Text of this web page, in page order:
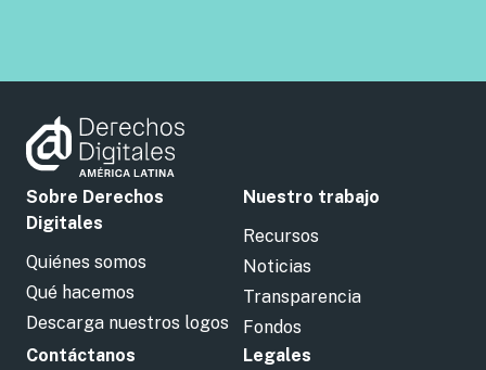
Sobre Derechos
Digitales
Quiénes somos
Qué hacemos
Descarga nuestros logos
Nuestro trabajo
Recursos
Noticias
Transparencia
Fondos
Contáctanos
Legales